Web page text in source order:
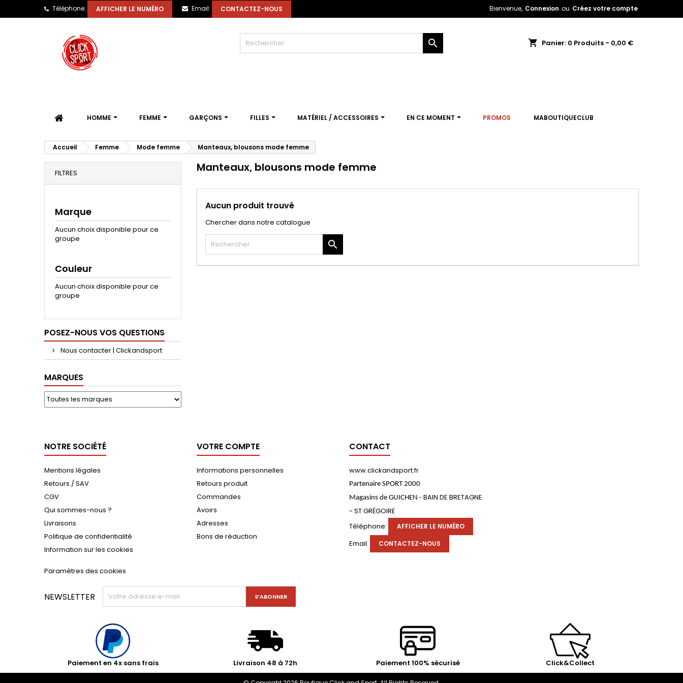
Téléphone: AFFICHER LE NUMÉRO Email: CONTACTEZ-NOUS Bienvenue, Connexion ou Créez votre compte
shopping_cart Panier: 0 Produits - 0,00 €

HOMME FEMME GARÇONS FILLES MATÉRIEL / ACCESSOIRES EN CE MOMENT PROMOS MABOUTIQUECLUB
Accueil Femme Mode femme Manteaux, blousons mode femme
FILTRES
Marque
Aucun choix disponible pour ce
groupe
Couleur
Aucun choix disponible pour ce
groupe
POSEZ-NOUS VOS QUESTIONS
Nous contacter | Clickandsport
MARQUES
Manteaux, blousons mode femme
Aucun produit trouvé
Chercher dans notre catalogue

NOTRE SOCIÉTÉ
Mentions légales
Retours / SAV
CGV
Qui sommes-nous ?
Livraisons
Politique de confidentialité
Information sur les cookies
VOTRE COMPTE
Informations personnelles
Retours produit
Commandes
Avoirs
Adresses
Bons de réduction
CONTACT
www.clickandsport.fr
Partenaire SPORT 2000
Magasins de GUICHEN - BAIN DE BRETAGNE
- ST GRÉGOIRE
Téléphone:
AFFICHER LE NUMÉRO
Email: CONTACTEZ-NOUS
Paramètres des cookies
NEWSLETTER
Paiement en 4x sans frais Livraison 48 à 72h Paiement 100% sécurisé Click&Collect